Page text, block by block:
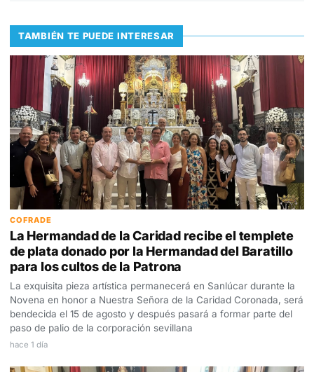
TAMBIÉN TE PUEDE INTERESAR
COFRADE
La Hermandad de la Caridad recibe el templete
de plata donado por la Hermandad del Baratillo
para los cultos de la Patrona
La exquisita pieza artística permanecerá en Sanlúcar durante la
Novena en honor a Nuestra Señora de la Caridad Coronada, será
bendecida el 15 de agosto y después pasará a formar parte del
paso de palio de la corporación sevillana
hace 1 día